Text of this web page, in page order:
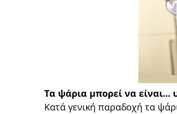
Τα ψάρια μπορεί να
Κατά γενική παραδοχή τα